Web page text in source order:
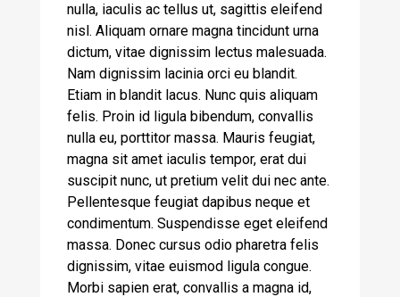
nulla, iaculis ac tellus ut, sagittis eleifend
nisl. Aliquam ornare magna tincidunt urna
dictum, vitae dignissim lectus malesuada.
Nam dignissim lacinia orci eu blandit.
Etiam in blandit lacus. Nunc quis aliquam
felis. Proin id ligula bibendum, convallis
nulla eu, porttitor massa. Mauris feugiat,
magna sit amet iaculis tempor, erat dui
suscipit nunc, ut pretium velit dui nec ante.
Pellentesque feugiat dapibus neque et
condimentum. Suspendisse eget eleifend
massa. Donec cursus odio pharetra felis
dignissim, vitae euismod ligula congue.
Morbi sapien erat, convallis a magna id,